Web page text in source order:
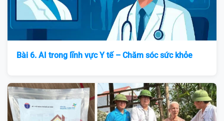
Bài 6. AI trong lĩnh vực Y tế – Chăm sóc sức khỏe